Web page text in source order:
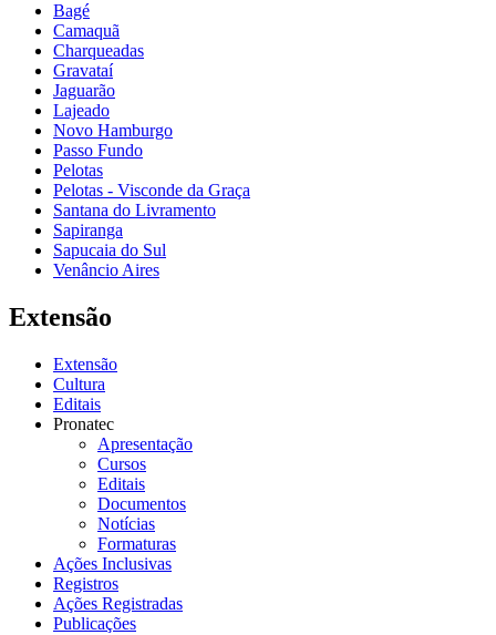
Bagé
Camaquã
Charqueadas
Gravataí
Jaguarão
Lajeado
Novo Hamburgo
Passo Fundo
Pelotas
Pelotas - Visconde da Graça
Santana do Livramento
Sapiranga
Sapucaia do Sul
Venâncio Aires
Extensão
Extensão
Cultura
Editais
Pronatec
Apresentação
Cursos
Editais
Documentos
Notícias
Formaturas
Ações Inclusivas
Registros
Ações Registradas
Publicações